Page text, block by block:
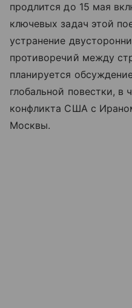
продлится до 15 мая
ключевых задач этой
устранение
противоречий между
планируется
глобальной повестки, в
конфликта США с
Москвы.